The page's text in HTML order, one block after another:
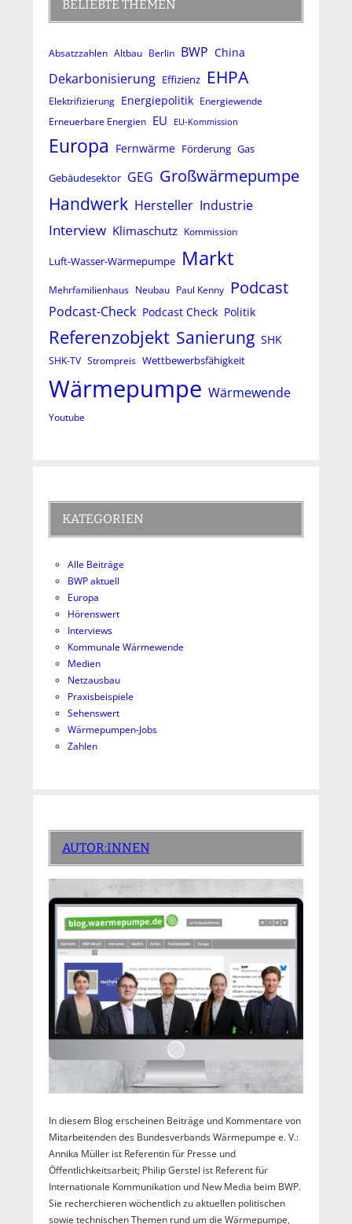
BELIEBTE THEMEN
Absatzzahlen Altbau Berlin BWP China
Dekarbonisierung Effizienz EHPA
Elektrifizierung Energiepolitik Energiewende
Erneuerbare Energien EU EU-Kommission
Europa Fernwärme Förderung Gas
Gebäudesektor GEG Großwärmepumpe
Handwerk Hersteller Industrie
Interview Klimaschutz Kommission
Luft-Wasser-Wärmepumpe Markt
Mehrfamilienhaus Neubau Paul Kenny Podcast
Podcast-Check Podcast Check Politik
Referenzobjekt Sanierung SHK
SHK-TV Strompreis Wettbewerbsfähigkeit
Wärmepumpe Wärmewende
Youtube
KATEGORIEN
Alle Beiträge
BWP aktuell
Europa
Hörenswert
Interviews
Kommunale Wärmewende
Medien
Netzausbau
Praxisbeispiele
Sehenswert
Wärmepumpen-Jobs
Zahlen
AUTOR:INNEN
In diesem Blog erscheinen Beiträge und Kommentare von
Mitarbeitenden des Bundesverbands Wärmepumpe e. V.:
Annika Müller ist Referentin für Presse und
Öffentlichkeitsarbeit; Philip Gerstel ist Referent für
Internationale Kommunikation und New Media beim BWP.
Sie recherchieren wöchentlich zu aktuellen politischen
sowie technischen Themen rund um die Wärmepumpe,